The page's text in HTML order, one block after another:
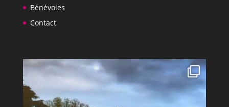
Bénévoles
Contact